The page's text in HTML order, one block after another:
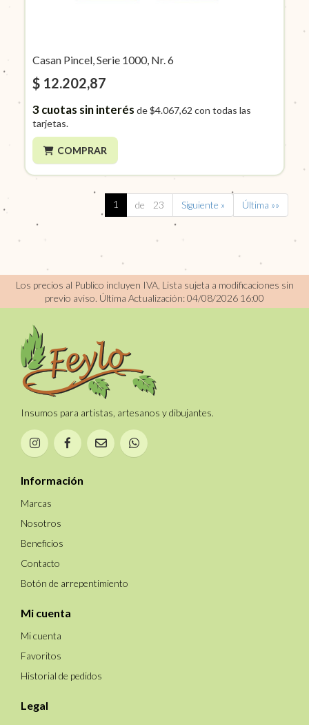
Casan Pincel, Serie 1000, Nr. 6
$ 12.202,87
3cuotas sin interés de$4.067,62 con todas las
tarjetas.
COMPRAR
1 de 23 Siguiente » Última »»
Los precios al Publico incluyen IVA, Lista sujeta a modificaciones sin
previo aviso. Última Actualización: 04/08/2026 16:00
Insumos para artistas, artesanos y dibujantes.
Información
Marcas
Nosotros
Beneficios
Contacto
Botón de arrepentimiento
Mi cuenta
Mi cuenta
Favoritos
Historial de pedidos
Legal